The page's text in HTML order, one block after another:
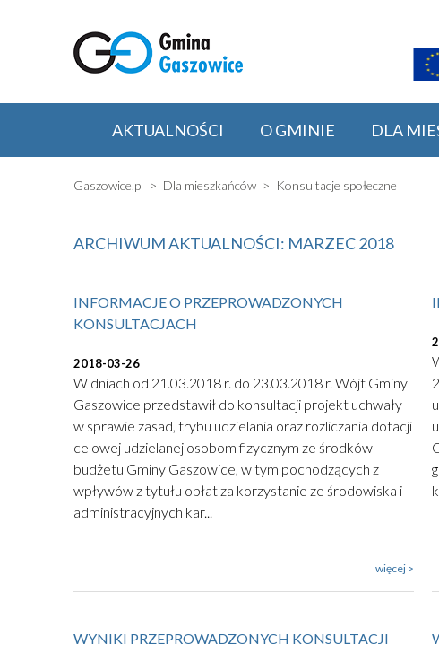
AKTUALNOŚCI O GMINIE DLA
Gaszowice.pl Dla mieszkańców Konsultacje społeczne
ARCHIWUM AKTUALNOŚCI: MARZEC 2018
INFORMACJE O PRZEPROWADZONYCH
KONSULTACJACH
2018-03-26
W dniach od 21.03.2018 r. do 23.03.2018 r. Wójt Gminy
Gaszowice przedstawił do konsultacji projekt uchwały
w sprawie zasad, trybu udzielania oraz rozliczania dotacji
celowej udzielanej osobom fizycznym ze środków
budżetu Gminy Gaszowice, w tym pochodzących z
wpływów z tytułu opłat za korzystanie ze środowiska i
administracyjnych kar...
więcej >
WYNIKI PRZEPROWADZONYCH KONSULTACJI